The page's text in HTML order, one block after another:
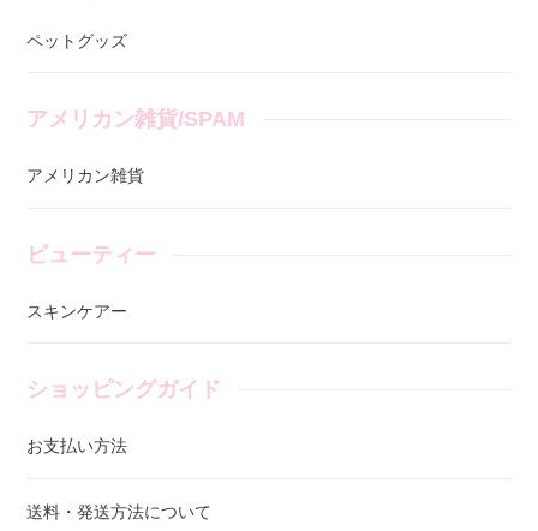
ペットグッズ
アメリカン雑貨/SPAM
アメリカン雑貨
ビューティー
スキンケアー
ショッピングガイド
お支払い方法
送料・発送方法について